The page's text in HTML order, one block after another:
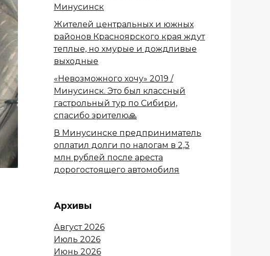
Минусинск
Жителей центральных и южных
районов Красноярского края ждут
теплые, но хмурые и дождливые
выходные
«Невозможного хочу» 2019 /
Минусинск. Это был классный
гастрольный тур по Сибири,
спасибо зрителю🙏
В Минусинске предприниматель
оплатил долги по налогам в 2,3
млн рублей после ареста
дорогостоящего автомобиля
Архивы
Август 2026
Июль 2026
Июнь 2026